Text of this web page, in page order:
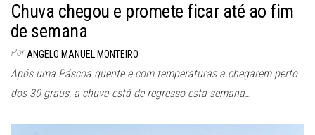
Chuva chegou e promete ficar até ao fim
de semana
Por ANGELO MANUEL MONTEIRO
Após uma Páscoa quente e com temperaturas a chegarem perto
dos 30 graus, a chuva está de regresso esta semana…